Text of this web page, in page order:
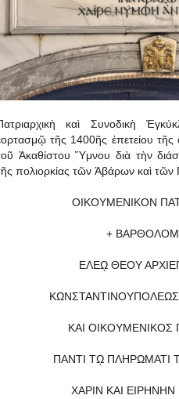
καὶ Συνοδικὴ
τῆς 1400ῆς ἐπετείου
Ἀκαθίστου Ὕμνου διὰ τὴν
πολιορκίας τῶν Ἀβάρων καὶ τῶν
ΟΙΚΟΥΜΕΝΙΚΟΝ
+
ΕΛΕῼ ΘΕΟΥ
ΚΑΙ ΟΙΚΟΥΜΕΝΙΚΟΣ
ΠΑΝΤΙ Τῼ ΠΛΗΡΩΜΑΤΙ
ΧΑΡΙΝ ΚΑΙ